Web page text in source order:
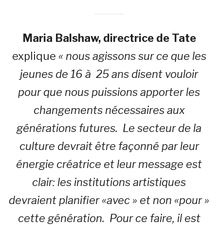
Maria Balshaw, directrice de Tate
explique « nous agissons sur ce que les
jeunes de 16 à 25 ans disent vouloir
pour que nous puissions apporter les
changements nécessaires aux
générations futures. Le secteur de la
culture devrait être façonné par leur
énergie créatrice et leur message est
clair: les institutions artistiques
devraient planifier «avec » et non «pour »
cette génération. Pour ce faire, il est